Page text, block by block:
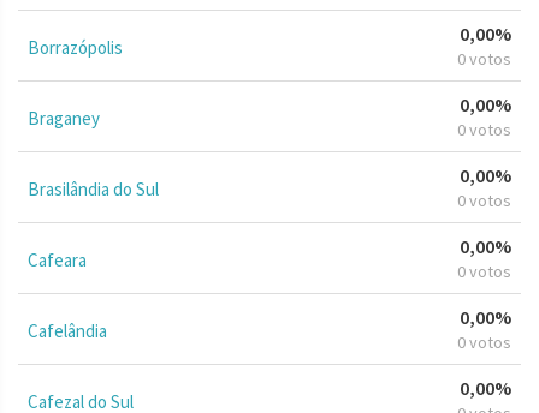
Borrazópolis
0,00%
0 votos
Braganey
0,00%
0 votos
Brasilândia do Sul
0,00%
0 votos
Cafeara
0,00%
0 votos
Cafelândia
0,00%
0 votos
Cafezal do Sul
0,00%